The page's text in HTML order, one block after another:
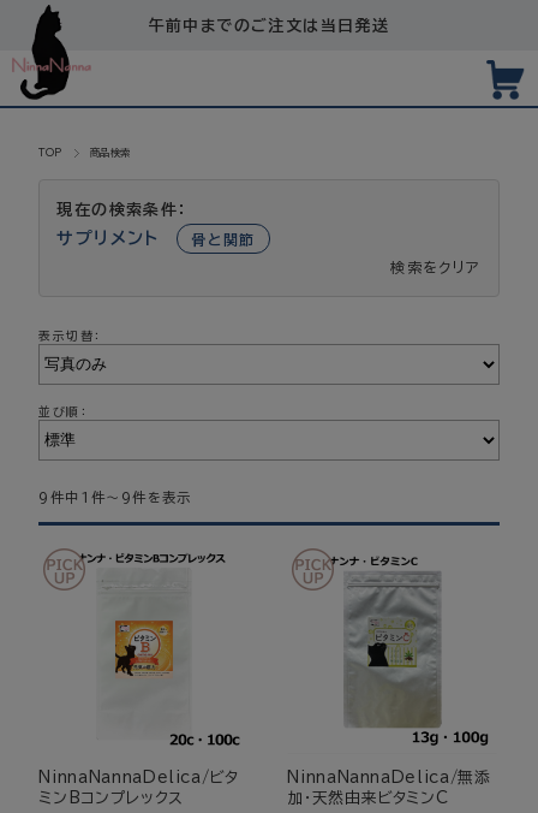
午前中までのご注文は当日発送
TOP 商品検索
現在の検索条件：
サプリメント
骨と関節
検索をクリア
表示切替：
並び順：
9件中1件～9件を表示
NinnaNannaDelica/ビタ
ミンBコンプレックス
NinnaNannaDelica/無添
加・天然由来ビタミンC